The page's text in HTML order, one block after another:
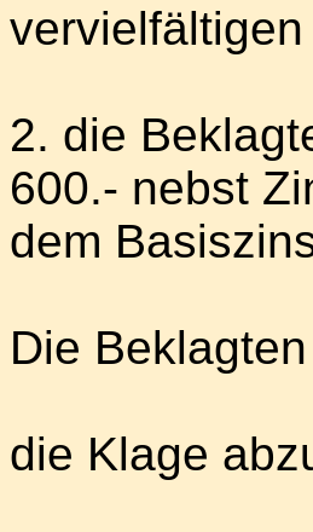
2. die
600.- nebst
dem
Die
die Klage